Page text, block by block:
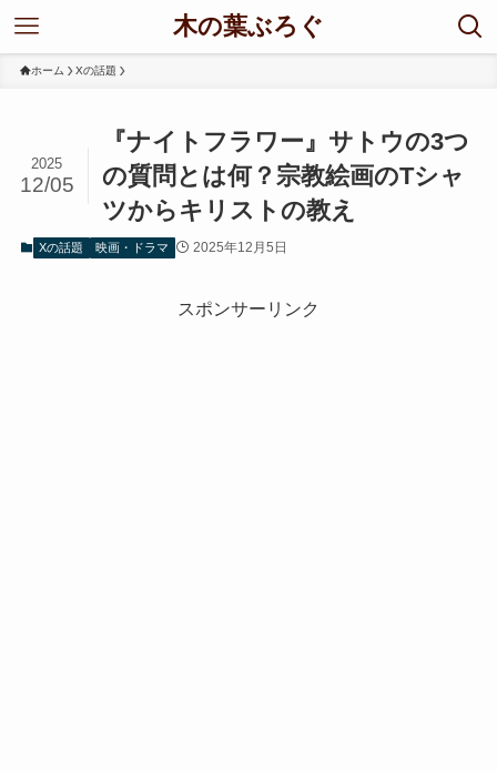
木の葉ぶろぐ
ホーム Xの話題
『ナイトフラワー』サトウの3つ
の質問とは何？宗教絵画のTシャ
ツからキリストの教え
2025
12/05
Xの話題 映画・ドラマ 2025年12月5日
スポンサーリンク